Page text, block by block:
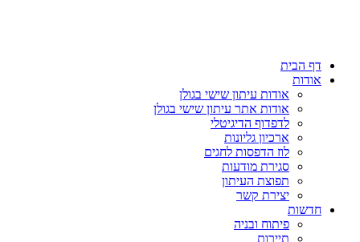
דף הבית
אודות
אודות עיתון שישי בגולן
אודות אתר עיתון שישי בגולן
לדפדוף הדיגיטלי
ארכיון גליונות
לוז הדפסות לחגים
סגירת מודעות
תפוצת העיתון
יצירת קשר
חדשות
פיתוח ובניה
תיירות